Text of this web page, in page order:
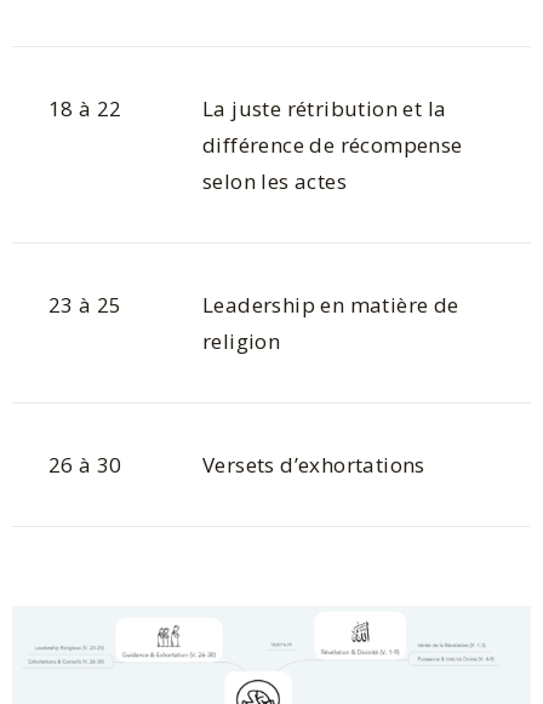
18 à 22
La juste rétribution et la
différence de récompense
selon les actes
23 à 25
Leadership en matière de
religion
26 à 30 Versets d’exhortations